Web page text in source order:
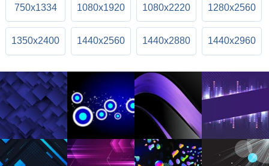
750x1334 1080x1920 1080x2220 1280x2560
1350x2400 1440x2560 1440x2880 1440x2960